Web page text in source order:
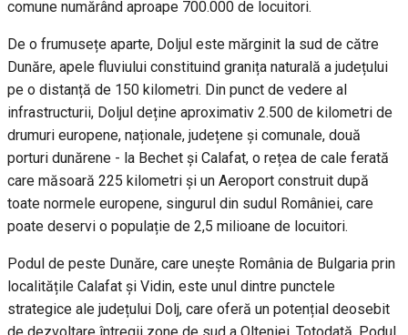
comune numărând aproape 700.000 de locuitori.
De o frumusețe aparte, Doljul este mărginit la sud de către
Dunăre, apele fluviului constituind granița naturală a județului
pe o distanță de 150 kilometri. Din punct de vedere al
infrastructurii, Doljul deține aproximativ 2.500 de kilometri de
drumuri europene, naționale, județene și comunale, două
porturi dunărene - la Bechet și Calafat, o rețea de cale ferată
care măsoară 225 kilometri și un Aeroport construit după
toate normele europene, singurul din sudul României, care
poate deservi o populație de 2,5 milioane de locuitori.
Podul de peste Dunăre, care unește România de Bulgaria prin
localitățile Calafat și Vidin, este unul dintre punctele
strategice ale județului Dolj, care oferă un potențial deosebit